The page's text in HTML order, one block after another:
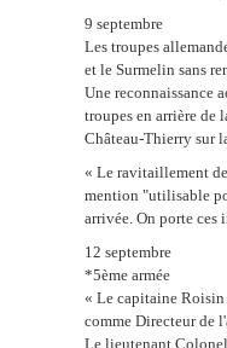
9 septembre
Les troupes
et le Surmelin sans
Une reconnaissance
troupes en arrière de
Château-Thierry sur
« Le ravitaillement
mention "utilisable
arrivée. On porte ces
12 septembre
*5ème armée
« Le capitaine Roisin
comme Directeur de
Le lieutenant